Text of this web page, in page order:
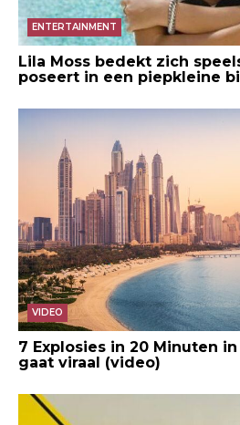
ENTERTAINMENT
Lila Moss bedekt zich
poseert in een piepkleine
VIDEO
7 Explosies in 20 Minuten
gaat viraal (video)